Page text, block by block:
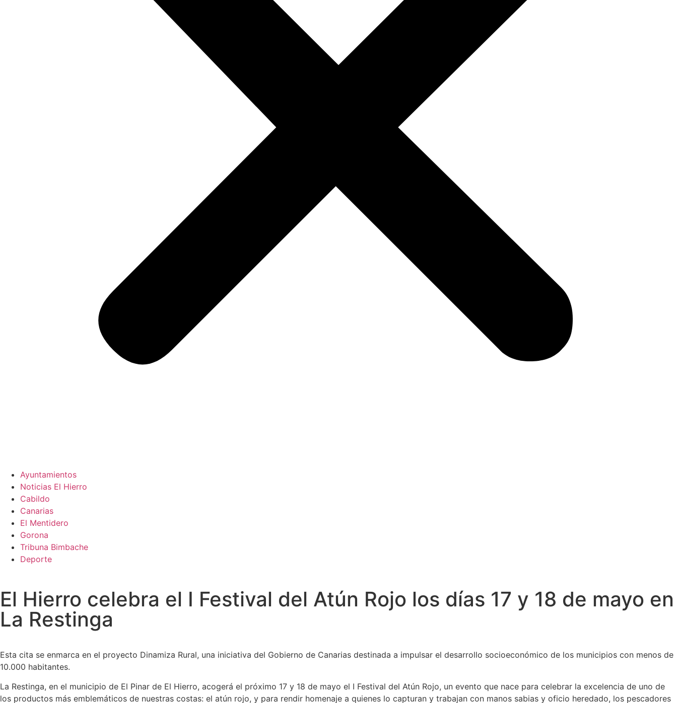
Ayuntamientos
Noticias El Hierro
Cabildo
Canarias
El Mentidero
Gorona
Tribuna Bimbache
Deporte
El Hierro celebra el I Festival del Atún Rojo los días 17 y 18 de mayo en
La Restinga
Esta cita se enmarca en el proyecto Dinamiza Rural, una iniciativa del Gobierno de Canarias destinada a impulsar el desarrollo socioeconómico de los municipios con menos de
10.000 habitantes.
La Restinga, en el municipio de El Pinar de El Hierro, acogerá el próximo 17 y 18 de mayo el I Festival del Atún Rojo, un evento que nace para celebrar la excelencia de uno de
los productos más emblemáticos de nuestras costas: el atún rojo, y para rendir homenaje a quienes lo capturan y trabajan con manos sabias y oficio heredado, los pescadores